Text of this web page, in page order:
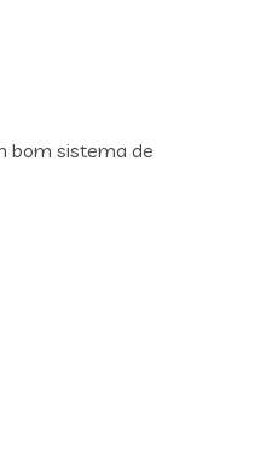
bom sistema de